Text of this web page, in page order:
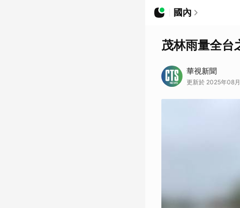
國內
茂林雨量全
華視新聞
更新於 2025年08